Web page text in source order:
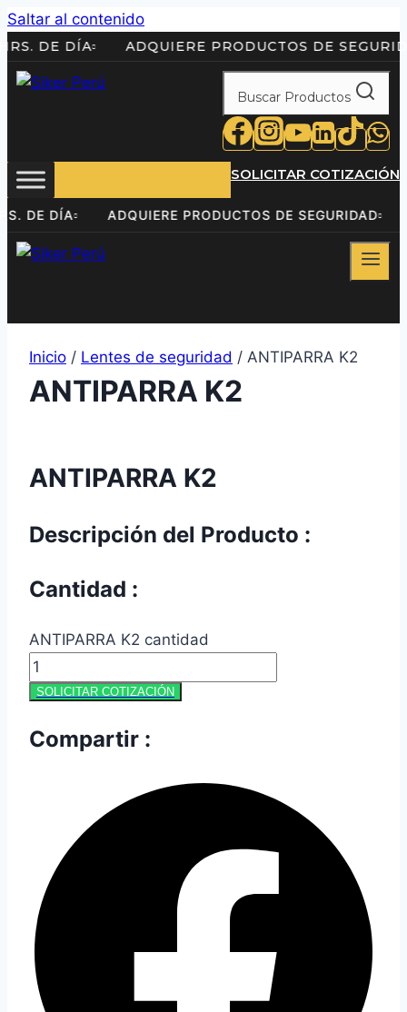
Saltar al contenido
DE DÍA ADQUIERE PRODUCTOS DE
Buscar Productos
SOLICITAR COTIZACIÓN
DE DÍA ADQUIERE PRODUCTOS DE SEGURIDAD
Inicio / Lentes de seguridad / ANTIPARRA K2
ANTIPARRA K2
ANTIPARRA K2
Descripción del Producto :
Cantidad :
SOLICITAR COTIZACIÓN
ANTIPARRA K2 cantidad
Compartir :